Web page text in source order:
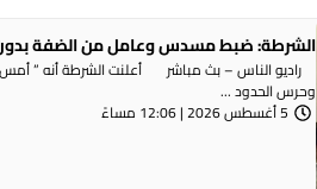
الشرطة: ضبط مسدس وعامل من الضفة
وحرس الحدود ...
5 أغسطس 2026 | 12:06 مساءً